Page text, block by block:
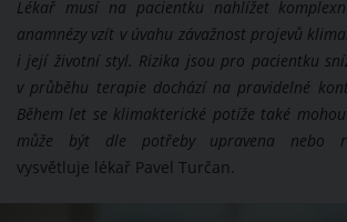
Lékař musí na pacientku nahlížet
anamnézy vzít v úvahu závažnost projevů
i její životní styl. Rizika jsou pro pacientku
v průběhu terapie dochází na pravidelné
Během let se klimakterické potíže také
může být dle potřeby upravena nebo
vysvětluje lékař Pavel Turčan.